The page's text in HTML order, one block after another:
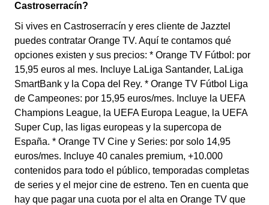
Castroserracín?
Si vives en Castroserracín y eres cliente de Jazztel
puedes contratar Orange TV. Aquí te contamos qué
opciones existen y sus precios: * Orange TV Fútbol: por
15,95 euros al mes. Incluye LaLiga Santander, LaLiga
SmartBank y la Copa del Rey. * Orange TV Fútbol Liga
de Campeones: por 15,95 euros/mes. Incluye la UEFA
Champions League, la UEFA Europa League, la UEFA
Super Cup, las ligas europeas y la supercopa de
España. * Orange TV Cine y Series: por solo 14,95
euros/mes. Incluye 40 canales premium, +10.000
contenidos para todo el público, temporadas completas
de series y el mejor cine de estreno. Ten en cuenta que
hay que pagar una cuota por el alta en Orange TV que